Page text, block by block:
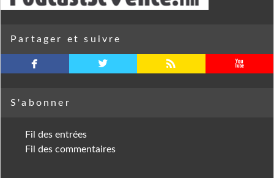
Partager et suivre
facebook twitterbird rss youtube
S'abonner
Fil des entrées
Fil des commentaires